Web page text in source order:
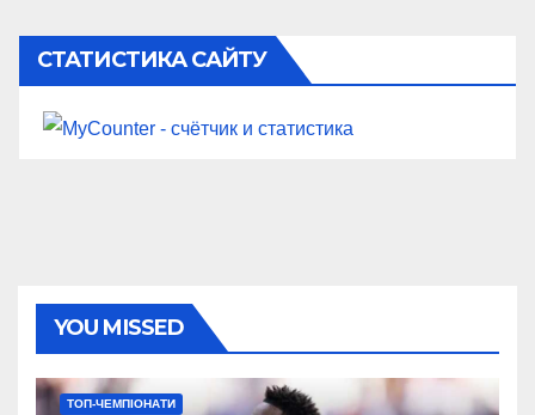
СТАТИСТИКА САЙТУ
YOU MISSED
ТОП-ЧЕМПІОНАТИ